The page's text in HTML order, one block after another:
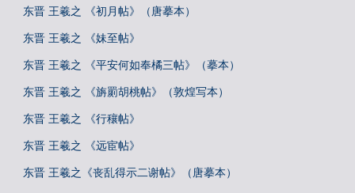
东晋 王羲之 《初月帖》（唐摹本）
东晋 王羲之 《妹至帖》
东晋 王羲之 《平安何如奉橘三帖》（摹本）
东晋 王羲之 《旃罽胡桃帖》（敦煌写本）
东晋 王羲之 《行穰帖》
东晋 王羲之 《远宦帖》
东晋 王羲之《丧乱得示二谢帖》（唐摹本）